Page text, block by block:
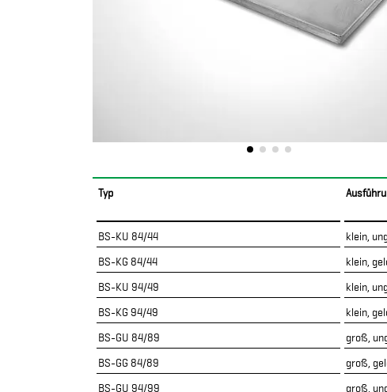
Typ
BS-KU 84/44 klein,
BS-KG 84/44
klein,
BS-KU 94/49
klein,
BS-KG 94/49
klein,
BS-GU 84/89
groß,
BS-GG 84/89
groß,
BS-GU 94/99
groß,